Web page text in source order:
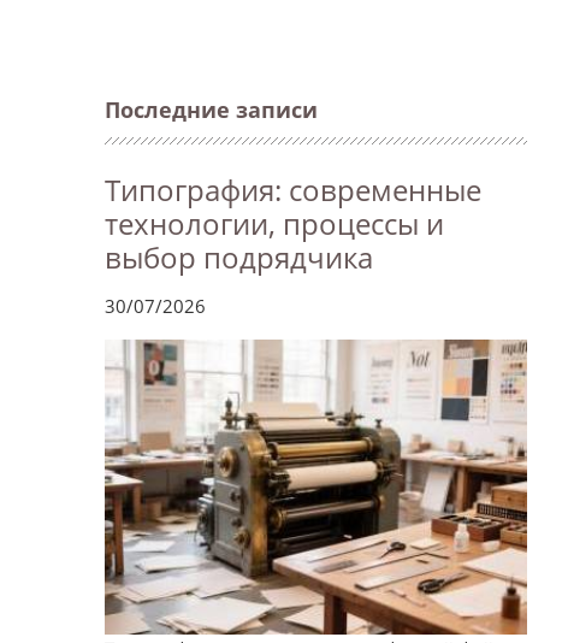
Последние записи
Типография: современные
технологии, процессы и
выбор подрядчика
30/07/2026